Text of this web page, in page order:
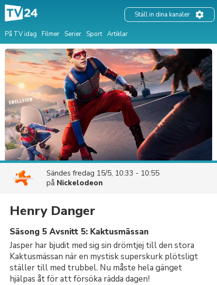
På TV idag Filmer Serier Sport Artiklar
Ställ in dina kanaler
Sändes fredag 15/5, 10:33 - 10:55
på Nickelodeon
Henry Danger
Säsong 5 Avsnitt 5: Kaktusmässan
Jasper har bjudit med sig sin drömtjej till den stora
Kaktusmässan när en mystisk superskurk plötsligt
ställer till med trubbel. Nu måste hela gänget
hjälpas åt för att försöka rädda dagen!